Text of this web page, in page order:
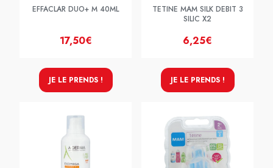
EFFACLAR DUO+ M 40ML
17,50€
JE LE PRENDS !
TETINE MAM SILK DEBIT 3
SILIC X2
6,25€
JE LE PRENDS !